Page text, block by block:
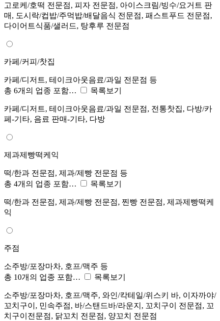
고로케/호떡 전문점, 피자 전문점, 아이스크림/빙수/요거트 판
매, 도시락/컵밥/주먹밥/배달음식 전문점, 패스트푸드 전문점,
다이어트식품/샐러드, 탕후루 전문점
카페/커피/찻집
카페/디저트, 테이크아웃음료/과일 전문점 등
총 6개의 업종 포함…
목록보기
카페/디저트, 테이크아웃음료/과일 전문점, 전통찻집, 다방/카
페-기타, 음료 판매-기타, 다방
제과제빵떡케익
떡/한과 전문점, 제과/제빵 전문점 등
총 4개의 업종 포함…
목록보기
떡/한과 전문점, 제과/제빵 전문점, 찐빵 전문점, 제과제빵떡케
익
주점
소주방/포장마차, 호프/맥주 등
총 10개의 업종 포함…
목록보기
소주방/포장마차, 호프/맥주, 와인/칵테일/위스키 바, 이자까야/
꼬치구이, 민속주점, 바/스탠드바/라운지, 꼬치구이 전문점, 꼬
치구이전문점, 닭꼬치 전문점, 양꼬치 전문점